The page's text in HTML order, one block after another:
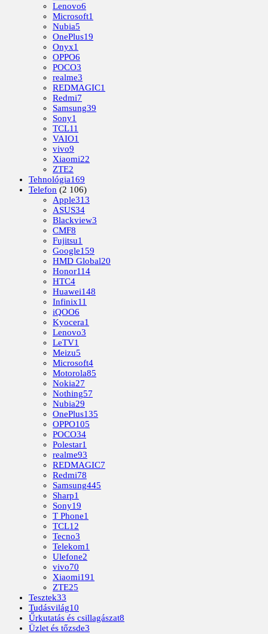
Lenovo6
Microsoft1
Nubia5
OnePlus19
Onyx1
OPPO6
POCO3
realme3
REDMAGIC1
Redmi7
Samsung39
Sony1
TCL11
VAIO1
vivo9
Xiaomi22
ZTE2
Tehnológia169
Telefon (2 106)
Apple313
ASUS34
Blackview3
CMF8
Fujitsu1
Google159
HMD Global20
Honor114
HTC4
Huawei148
Infinix11
iQOO6
Kyocera1
Lenovo3
LeTV1
Meizu5
Microsoft4
Motorola85
Nokia27
Nothing57
Nubia29
OnePlus135
OPPO105
POCO34
Polestar1
realme93
REDMAGIC7
Redmi78
Samsung445
Sharp1
Sony19
T Phone1
TCL12
Tecno3
Telekom1
Ulefone2
vivo70
Xiaomi191
ZTE25
Tesztek33
Tudásvilág10
Űrkutatás és csillagászat8
Üzlet és tőzsde3